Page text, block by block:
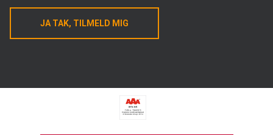
JA TAK, TILMELD MIG